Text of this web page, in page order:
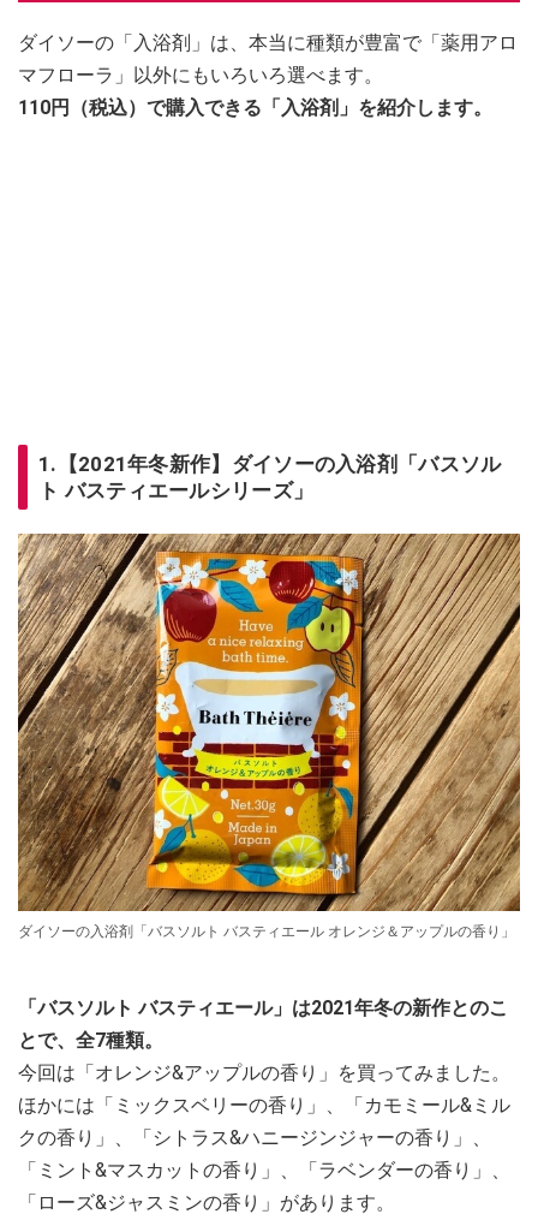
ダイソーの「入浴剤」は、本当に種類が豊富で「薬用アロ
マフローラ」以外にもいろいろ選べます。
110円（税込）で購入できる「入浴剤」を紹介します。
1.【2021年冬新作】ダイソーの入浴剤「バスソル
ト バスティエールシリーズ」
ダイソーの入浴剤「バスソルト バスティエール オレンジ＆アップルの香り」
「バスソルト バスティエール」は2021年冬の新作とのこ
とで、全7種類。
今回は「オレンジ&アップルの香り」を買ってみました。
ほかには「ミックスベリーの香り」、「カモミール&ミル
クの香り」、「シトラス&ハニージンジャーの香り」、
「ミント&マスカットの香り」、「ラベンダーの香り」、
「ローズ&ジャスミンの香り」があります。